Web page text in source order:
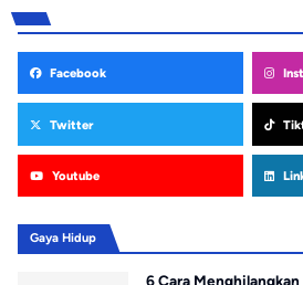
Facebook
Twitter
Youtube
Gaya Hidup
6 Cara